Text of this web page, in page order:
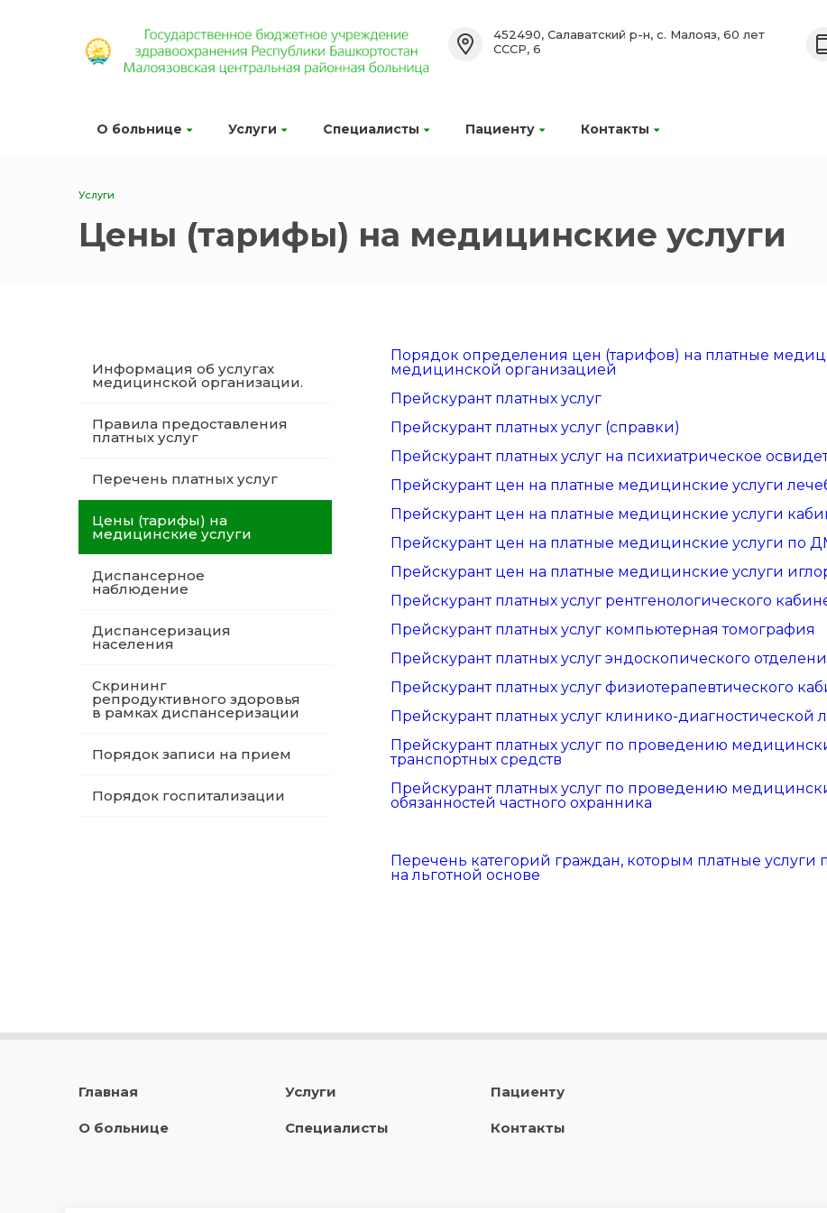
О больнице Услуги Специалисты Пациенту Контакты
452490, Салаватский р-н, с. Малояз, 60 лет
СССР, 6
Услуги
Цены (тарифы) на медицинские услуги
Информация об услугах
медицинской организации.
Правила предоставления
платных услуг
Перечень платных услуг
Цены (тарифы) на
медицинские услуги
Диспансерное
наблюдение
Диспансеризация
населения
Скрининг
репродуктивного здоровья
в рамках диспансеризации
Порядок записи на прием
Порядок госпитализации
Порядок определения цен (тарифов) на платные
медицинской организацией
Прейскурант платных услуг
Прейскурант платных услуг (справки)
Прейскурант платных услуг на психиатрическое
Прейскурант цен на платные медицинские услуги
Прейскурант цен на платные медицинские услуги
Прейскурант цен на платные медицинские услуги по
Прейскурант цен на платные медицинские услуги
Прейскурант платных услуг рентгенологического
Прейскурант платных услуг компьютерная томография
Прейскурант платных услуг эндоскопического
Прейскурант платных услуг физиотерапевтического
Прейскурант платных услуг клинико-диагностической
Прейскурант платных услуг по проведению
транспортных средств
Прейскурант платных услуг по проведению
обязанностей частного охранника
Перечень категорий граждан, которым платные
на льготной основе
Главная
О больнице
Услуги
Специалисты
Пациенту
Контакты